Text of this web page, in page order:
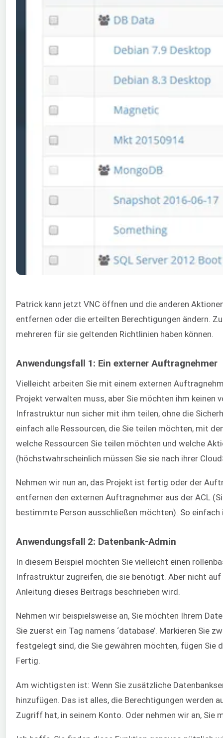
Patrick kann jetzt VNC öffnen und die anderen
entfernen oder die erteilten Berechtigungen ändern.
mehreren für sie geltenden Richtlinien haben können.
Anwendungsfall 1: Ein externer Auftragnehmer
Vielleicht arbeiten Sie mit einem externen
Projekt verwalten muss, aber Sie möchten ihm
Infrastruktur nun sicher mit ihm teilen, ohne die
einfach alle Ressourcen, die Sie teilen möchten, mit
welche Ressourcen Sie teilen möchten und welche
(höchstwahrscheinlich müssen Sie sie nach ihrer
Nehmen wir nun an, das Projekt ist fertig oder der
entfernen den externen Auftragnehmer aus der ACL
bestimmte Person ausschließen möchten). So einfach
Anwendungsfall 2: Datenbank-Admin
In diesem Beispiel möchten Sie vielleicht einen
Infrastruktur zugreifen, die sie benötigt. Aber nicht
Anleitung dieses Beitrags beschrieben wird.
Nehmen wir beispielsweise an, Sie möchten Ihrem
Sie zuerst ein Tag namens ‘database’. Markieren Sie
festgelegt sind, die Sie gewähren möchten, fügen Sie
Fertig.
Am wichtigsten ist: Wenn Sie zusätzliche
hinzufügen. Das ist alles, die Berechtigungen werden
Zugriff hat, in seinem Konto. Oder nehmen wir an, Sie